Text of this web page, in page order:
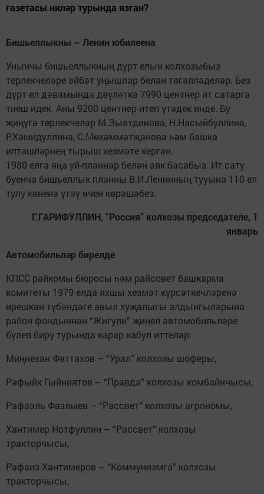
газетасы ниләр турында язган?
Бишьеллыкны – Ленин юбилеена
Унынчы бишьеллыкның дүрт елын колхозыбыз
терлекчеләре әйбәт уңышлар белән төгәлләделәр. Без
дүрт ел дәвамында дәүләткә 7990 центнер ит сатарга
тиеш идек. Аны 9200 центнер итеп үтәдек инде. Бу
җиңүгә терлекчеләр М.Зыятдинова, Н.Насыйбуллина,
Р.Хәмидуллина, С.Мөхәммәтҗанова һәм башка
иптәшләрнең тырыш хезмәте кергән.
1980 елга яңа уй-планнар белән аяк басабыз. Ит сату
буенча бишьеллык планны В.И.Ленинның тууына 110 ел
тулу көненә үтәү өчен көрәшәбез.
Г.ГАРИФУЛЛИН, “Россия” колхозы председателе, 1
январь
Автомобильләр бирелде
КПСС райкомы бюросы һәм райсовет башкарма
комитеты 1979 елда яхшы хезмәт күрсәткечләренә
ирешкән түбәндәге авыл хуҗалыгы алдынгыларына
район фондыннан “Жигули” җиңел автомобильләре
бүлеп бирү турында карар кабул иттеләр:
Миңнехан Фәттахов – “Урал” колхозы шоферы,
Рәфыйк Гыйниятов – “Правда” колхозы комбайнчысы,
Рафаэль Фазлыев – “Рассвет” колхозы агрономы,
Хантимер Нотфуллин – “Рассвет” колхозы
тракторчысы,
Рафаиз Хантимеров – “Коммунизмга” колхозы
тракторчысы,